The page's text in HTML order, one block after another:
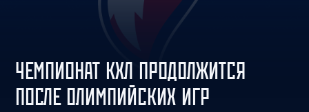
ЧЕМПИОНАТ КХЛ ПРОДОЛЖИТСЯ
ПОСЛЕ ОЛИМПИЙСКИХ ИГР